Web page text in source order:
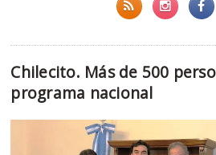
Chilecito. Más de 500
programa nacional